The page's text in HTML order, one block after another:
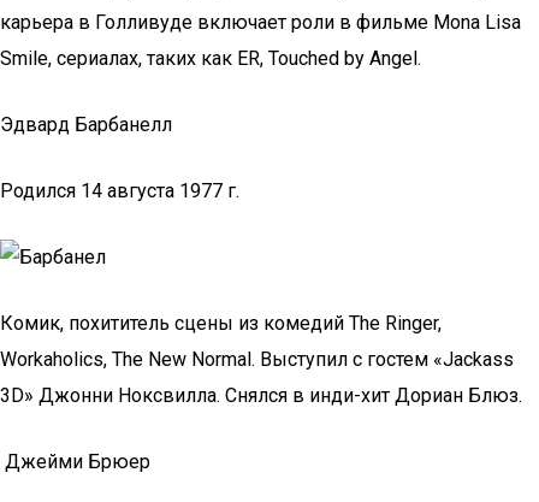
карьера в Голливуде включает роли в фильме Mona Lisa
Smile, сериалах, таких как ER, Touched by Angel.
Эдвард Барбанелл
Родился 14 августа 1977 г.
Комик, похититель сцены из комедий The Ringer,
Workaholics, The New Normal. Выступил с гостем «Jackass
3D» Джонни Ноксвилла. Снялся в инди-хит Дориан Блюз.
Джейми Брюер